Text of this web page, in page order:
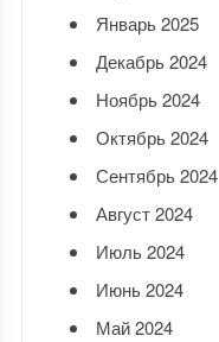
Январь 2025
Декабрь 2024
Ноябрь 2024
Октябрь 2024
Сентябрь 2024
Август 2024
Июль 2024
Июнь 2024
Май 2024